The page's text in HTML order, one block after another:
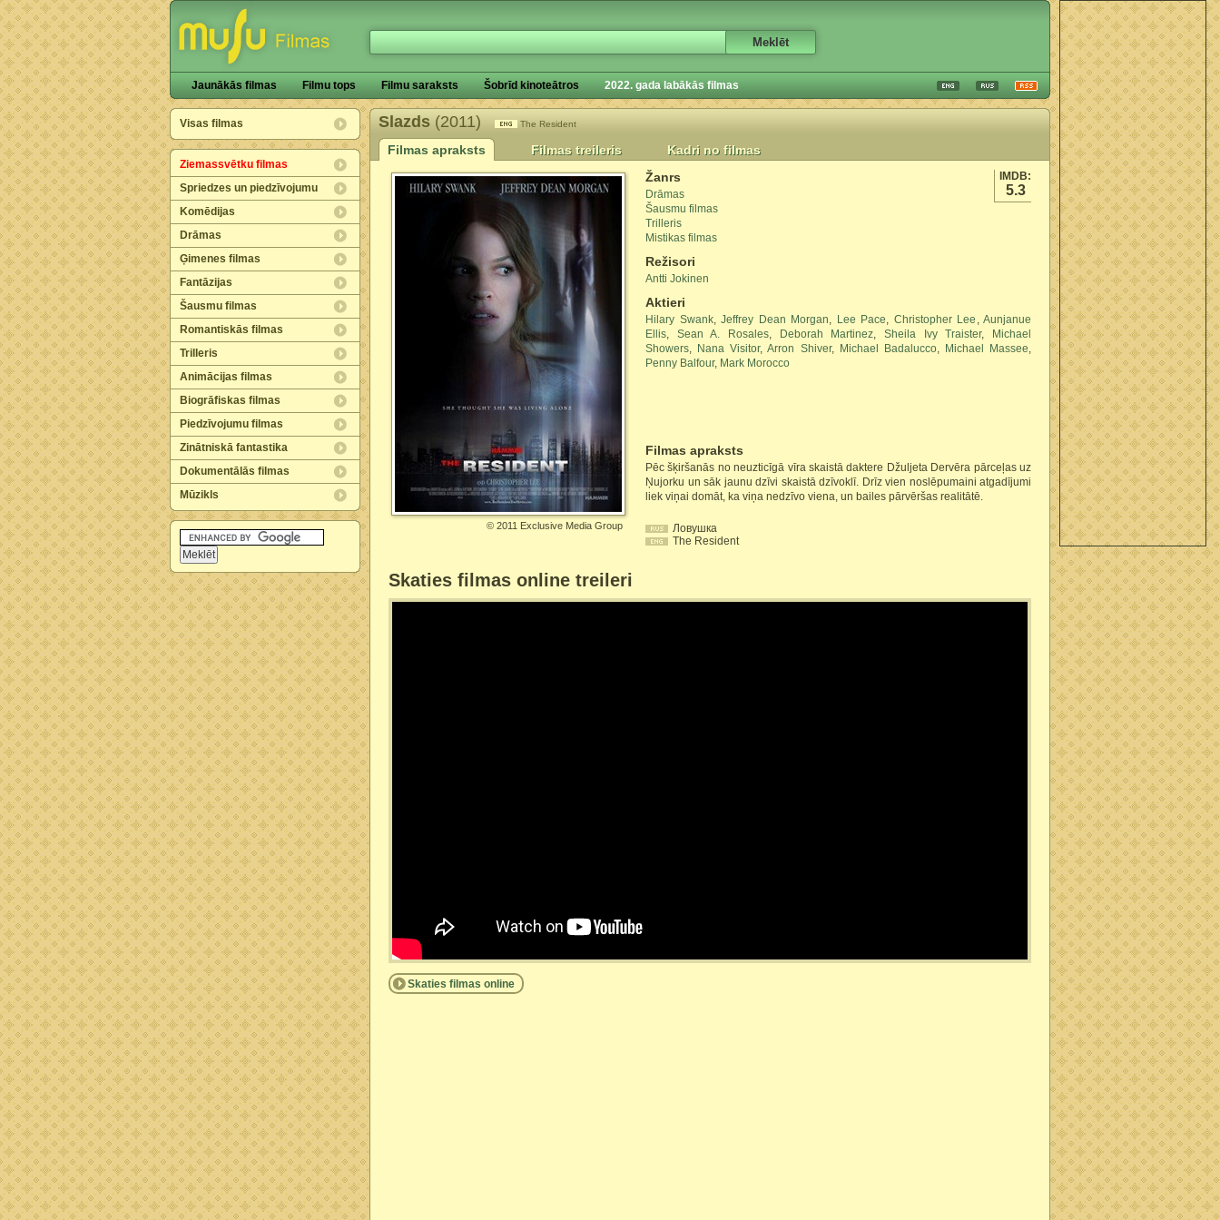
Jaunākās filmas Filmu tops Filmu saraksts Šobrīd kinoteātros 2022. gada labākās filmas
Visas filmas
Ziemassvētku filmas
Spriedzes un piedzīvojumu
Komēdijas
Drāmas
Ģimenes filmas
Fantāzijas
Šausmu filmas
Romantiskās filmas
Trilleris
Animācijas filmas
Biogrāfiskas filmas
Piedzīvojumu filmas
Zinātniskā fantastika
Dokumentālās filmas
Mūzikls
Slazds (2011) The Resident
Filmas apraksts Filmas treileris Kadri no filmas
IMDB:
5.3
Žanrs
Drāmas
Šausmu filmas
Trilleris
Mistikas filmas
Režisori
Antti Jokinen
Aktieri
Hilary Swank,Jeffrey Dean Morgan, Lee Pace, Christopher Lee ,Aunjanue
Ellis, Sean A. Rosales, Deborah Martinez,Sheila Ivy Traister,
Michael
Showers, Nana Visitor,Arron Shiver, Michael Badalucco, Michael Massee,
Penny Balfour, Mark Morocco
Filmas apraksts
Pēc šķiršanās no neuzticīgā vīra skaistā daktere Džuljeta Dervēra pārceļas uz
Ņujorku un sāk jaunu dzīvi skaistā dzīvoklī. Drīz vien noslēpumaini atgadījumi
liek viņai domāt, ka viņa nedzīvo viena, un bailes pārvēršas realitātē.
Ловушка
The Resident
© 2011 Exclusive Media Group
Skaties filmas online treileri
Skaties filmas online